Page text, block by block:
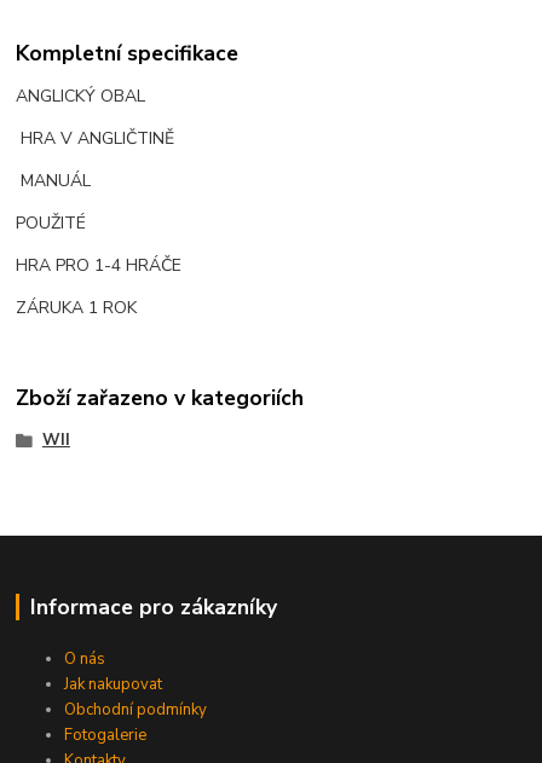
Kompletní specifikace
ANGLICKÝ OBAL
HRA V ANGLIČTINĚ
MANUÁL
POUŽITÉ
HRA PRO 1-4 HRÁČE
ZÁRUKA 1 ROK
Zboží zařazeno v kategoriích
WII
Informace pro zákazníky
O nás
Jak nakupovat
Obchodní podmínky
Fotogalerie